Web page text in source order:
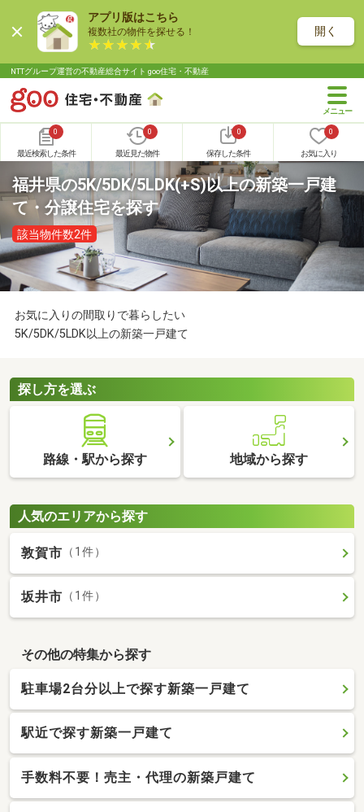
アプリ版はこちら
複数社の物件を探せる！ 開く
NTTグループ運営の不動産総合サイト goo住宅・不動産
0
最近検索した条件
0
最近見た物件
0
保存した条件
0
お気に入り
福井県の5K/5DK/5LDK(+S)以上の新築一戸建
て・分譲住宅を探す
該当物件数2件
お気に入りの間取りで暮らしたい
5K/5DK/5LDK以上の新築一戸建て
探し方を選ぶ
路線・駅から探す 地域から探す
人気のエリアから探す
敦賀市 （1件）
坂井市 （1件）
その他の特集から探す
駐車場2台分以上で探す新築一戸建て
駅近で探す新築一戸建て
手数料不要！売主・代理の新築戸建て